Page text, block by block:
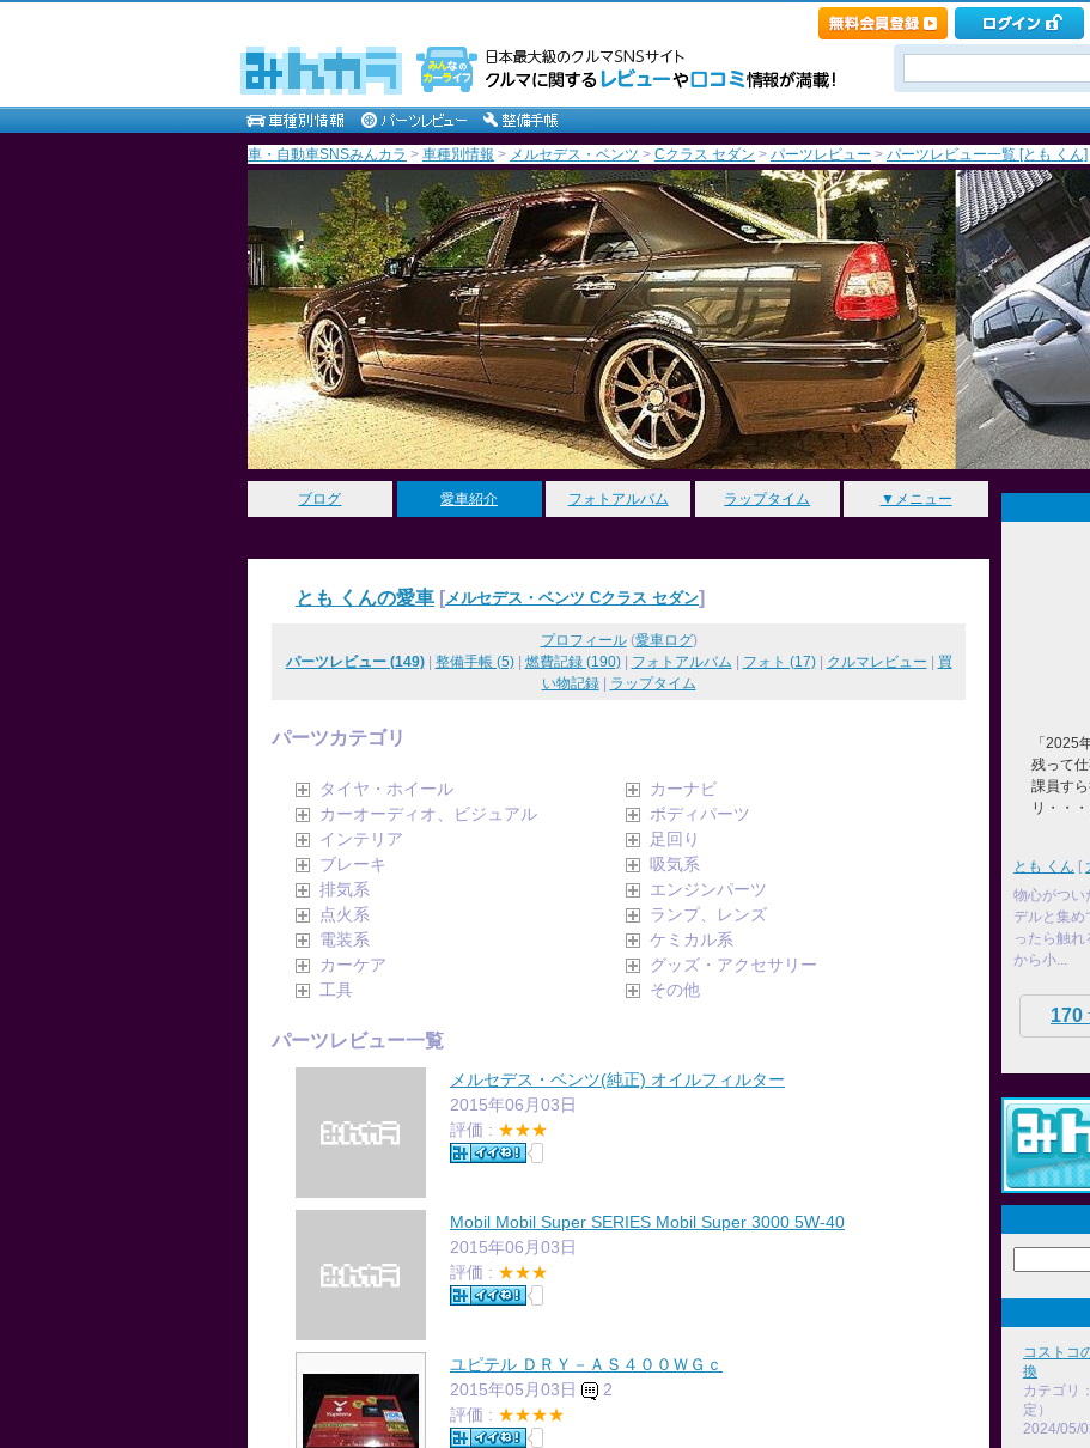
車・自動車SNSみんカラ > 車種別情報 > メルセデス・ベンツ > Cクラス セダン > パーツレビュー > パーツレビュー一覧 [とも くん]
ブログ 愛車紹介 フォトアルバム ラップタイム ▼メニュー
とも くんの愛車 [メルセデス・ベンツ Cクラス セダン]
プロフィール(愛車ログ)
パーツレビュー (149)| 整備手帳 (5)| 燃費記録 (190)| フォトアルバム フォト (17)| クルマレビュー
買
い物記録| ラップタイム
パーツカテゴリ
タイヤ・ホイール
カーオーディオ、ビジュアル
インテリア
ブレーキ
排気系
点火系
電装系
カーケア
工具
カーナビ
ボディパーツ
足回り
吸気系
エンジンパーツ
ランプ、レンズ
ケミカル系
グッズ・アクセサリー
その他
パーツレビュー一覧
メルセデス・ベンツ(純正) オイルフィルター
2015年06月03日
評価 : ★★★
Mobil Mobil Super SERIES Mobil Super 3000 5W-40
2015年06月03日
評価 : ★★★
ユピテル ＤＲＹ－ＡＳ４００ＷＧｃ
2015年05月03日
2
評価 : ★★★★
「2025
残って仕
課員す
リ・・・
とも くん [
物心がつい
デルと集め
ったら触
から小...
170
コストコ
換
カテゴリ
定）
2024/05/